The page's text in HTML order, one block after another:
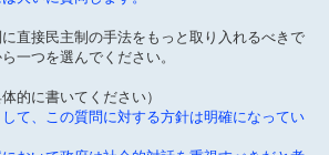
直接民主制の手法をもっと取り入れるべきで
一つを選んでください。
に書いてください）
、この質問に対する方針は明確になってい